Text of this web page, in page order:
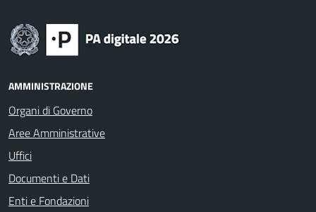
AMMINISTRAZIONE
Organi di Governo
Aree Amministrative
Uffici
Documenti e Dati
Enti e Fondazioni